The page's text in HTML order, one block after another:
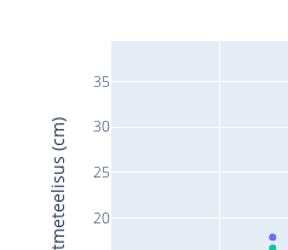
20
25
30
35